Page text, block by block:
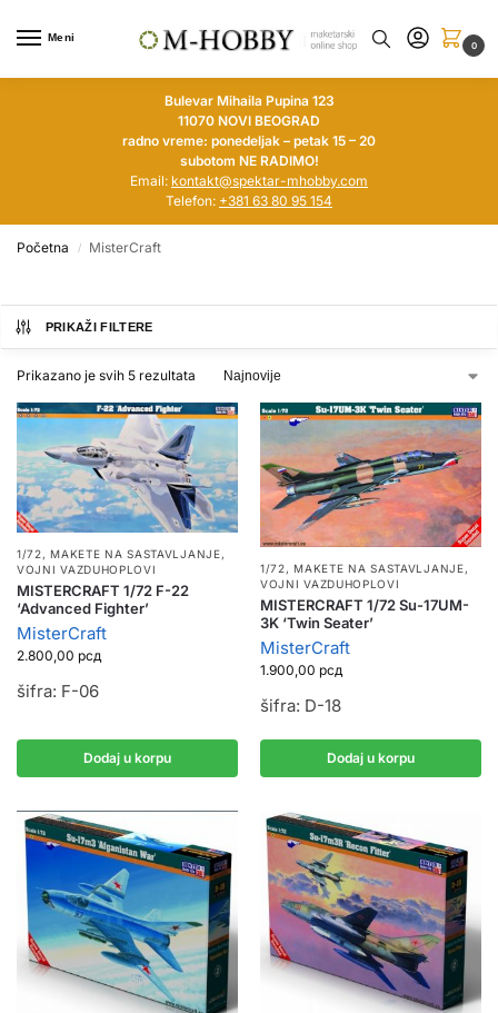
Meni
0
Bulevar Mihaila Pupina 123
11070 NOVI BEOGRAD
radno vreme: ponedeljak – petak 15 – 20
subotom NE RADIMO!
Email: kontakt@spektar-mhobby.com
Telefon: +381 63 80 95 154
Početna / MisterCraft
PRIKAŽI FILTERE
Prikazano je svih 5 rezultata
1/72,MAKETE NA SASTAVLJANJE,
VOJNI VAZDUHOPLOVI
MISTERCRAFT 1/72 F-22
‘Advanced Fighter’
MisterCraft
2.800,00 рсд
šifra: F-06
Dodaj u korpu
1/72,MAKETE NA SASTAVLJANJE,
VOJNI VAZDUHOPLOVI
MISTERCRAFT 1/72 Su-17UM-
3K ‘Twin Seater’
MisterCraft
1.900,00 рсд
šifra: D-18
Dodaj u korpu